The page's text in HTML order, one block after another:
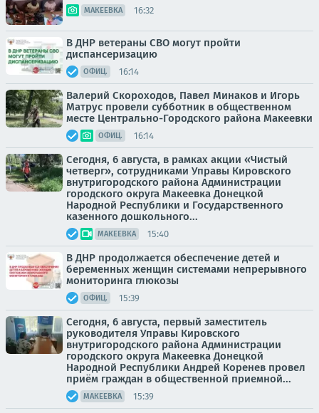
МАКЕЕВКА 16:32
В ДНР ветераны СВО могут пройти
диспансеризацию
ОФИЦ. 16:14
Валерий Скороходов, Павел Минаков и Игорь
Матрус провели субботник в общественном
месте Центрально-Городского района Макеевки
ОФИЦ. 16:14
Сегодня, 6 августа, в рамках акции «Чистый
четверг», сотрудниками Управы Кировского
внутригородского района Администрации
городского округа Макеевка Донецкой
Народной Республики и Государственного
казенного дошкольного...
МАКЕЕВКА 15:40
В ДНР продолжается обеспечение детей и
беременных женщин системами непрерывного
мониторинга глюкозы
ОФИЦ. 15:39
Сегодня, 6 августа, первый заместитель
руководителя Управы Кировского
внутригородского района Администрации
городского округа Макеевка Донецкой
Народной Республики Андрей Коренев провел
приём граждан в общественной приемной...
МАКЕЕВКА 15:39